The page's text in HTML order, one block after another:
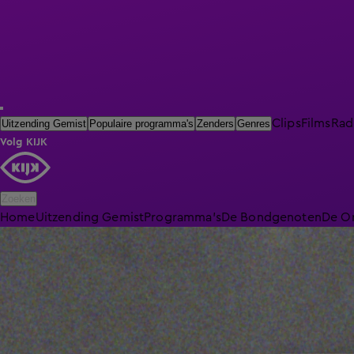
Uitzending Gemist Populaire programma's Zenders Genres ClipsFilms
Volg KIJK
HomeUitzending GemistProgramma'sDe BondgenotenDe